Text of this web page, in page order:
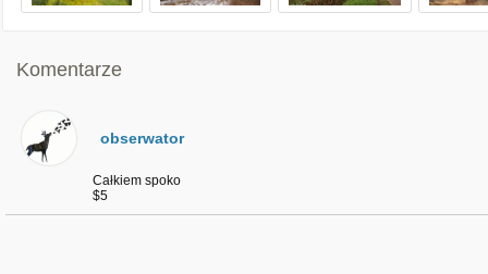
Komentarze
obserwator
Całkiem spoko
$5